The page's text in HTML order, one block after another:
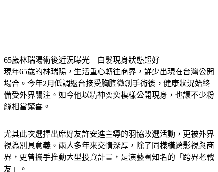
65歲林瑞陽術後近況曝光　白髮現身狀態超好
現年65歲的林瑞陽，生活重心轉往商界，鮮少出現在台灣公開
場合。今年2月低調返台接受胸腔微創手術後，健康狀況始終
備受外界關注。如今他以精神奕奕模樣公開現身，也讓不少粉
尤其此次選擇出席好友許安進主導的羽協改選活動，更被外界
視為別具意義。兩人多年來交情深厚，除了同樣橫跨影視與商
界，更曾攜手推動大型投資計畫，是演藝圈知名的「跨界老戰